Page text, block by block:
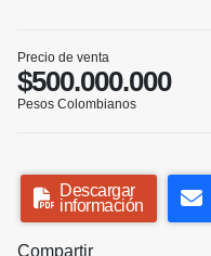
Precio de venta
$500.000.000
Pesos Colombianos
Descargar
información
Compartir